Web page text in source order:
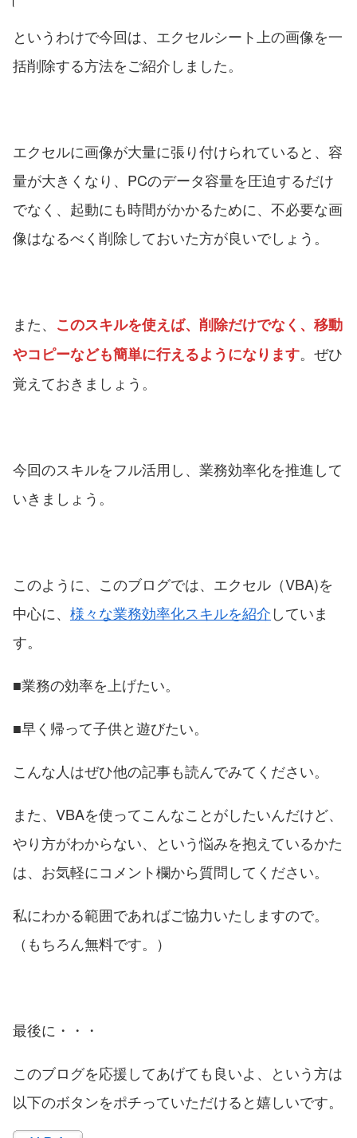
というわけで今回は、エクセルシート上の画像を一
括削除する方法をご紹介しました。
エクセルに画像が大量に張り付けられていると、容
量が大きくなり、PCのデータ容量を圧迫するだけ
でなく、起動にも時間がかかるために、不必要な画
像はなるべく削除しておいた方が良いでしょう。
また、 このスキルを使えば、削除だけでなく、移動
やコピーなども簡単に行えるようになります。ぜひ
覚えておきましょう。
今回のスキルをフル活用し、業務効率化を推進して
いきましょう。
このように、このブログでは、エクセル（VBA)を
中心に、 様々な業務効率化スキルを紹介していま
す。
■業務の効率を上げたい。
■早く帰って子供と遊びたい。
こんな人はぜひ他の記事も読んでみてください。
また、VBAを使ってこんなことがしたいんだけど、
やり方がわからない、という悩みを抱えているかた
は、お気軽にコメント欄から質問してください。
私にわかる範囲であればご協力いたしますので。
（もちろん無料です。）
最後に・・・
このブログを応援してあげても良いよ、という方は
以下のボタンをポチっていただけると嬉しいです。